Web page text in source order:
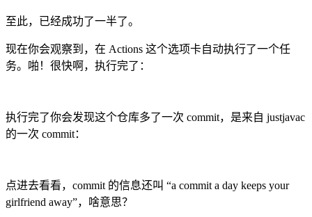
至此，已经成功了一半了。
现在你会观察到，在 Actions 这个选项卡自动执行了一个任
务。啪！很快啊，执行完了：
执行完了你会发现这个仓库多了一次 commit，是来自 justjavac
的一次 commit：
点进去看看，commit 的信息还叫 “a commit a day keeps your
girlfriend away”，啥意思？